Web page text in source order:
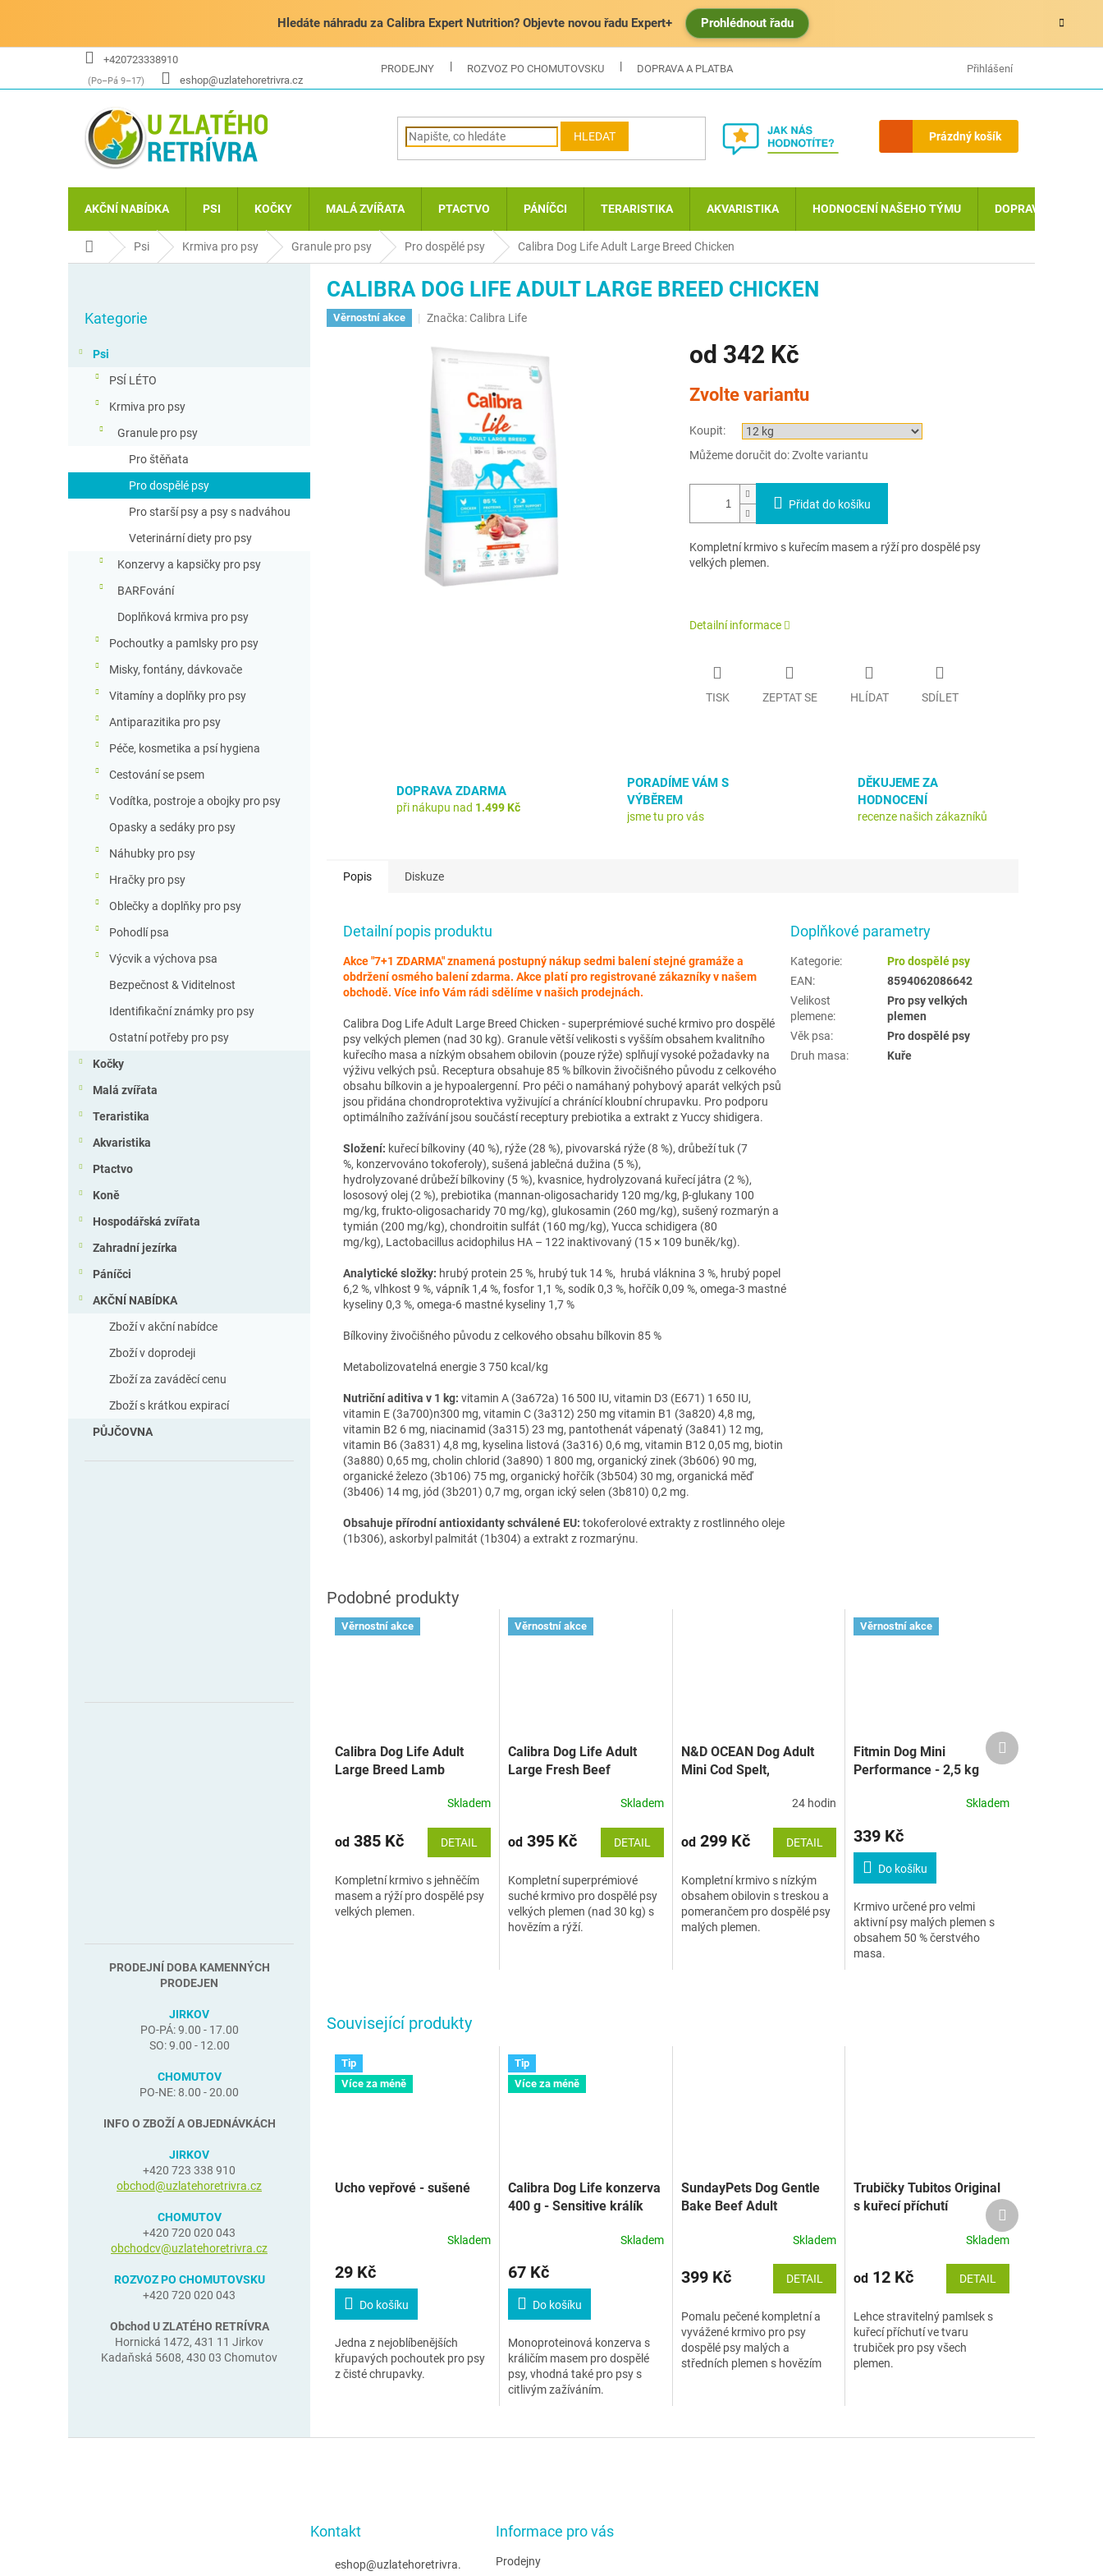
Hledáte náhradu za Calibra Expert Nutrition? Objevte novou řadu Expert+ Prohlédnout řadu
+420723338910
eshop@uzlatehoretrivra.cz
PRODEJNY ROZVOZ PO CHOMUTOVSKU DOPRAVA A PLATBA MOJE OBJEDNÁVKA
Přihlášení
HLEDAT
Nákupní
košík
Prázdný košík
AKČNÍ NABÍDKA PSI KOČKY MALÁ ZVÍŘATA PTACTVO PÁNÍČCI TERARISTIKA AKVARISTIKA HODNOCENÍ NAŠEHO TÝMU DOPRAVA A PLATBA
Domů Psi Krmiva pro psy Granule pro psy Pro dospělé psy Calibra Dog Life Adult Large Breed Chicken
n
kategorie
Kategorie
Psi
PSÍ LÉTO
Krmiva pro psy
Granule pro psy
Pro štěňata
Pro dospělé psy
Pro starší psy a psy s nadváhou
Veterinární diety pro psy
Konzervy a kapsičky pro psy
BARFování
Doplňková krmiva pro psy
Pochoutky a pamlsky pro psy
Misky, fontány, dávkovače
Vitamíny a doplňky pro psy
Antiparazitika pro psy
Péče, kosmetika a psí hygiena
Cestování se psem
Vodítka, postroje a obojky pro psy
Opasky a sedáky pro psy
Náhubky pro psy
Hračky pro psy
Oblečky a doplňky pro psy
Pohodlí psa
Výcvik a výchova psa
Bezpečnost & Viditelnost
Identifikační známky pro psy
Ostatní potřeby pro psy
Kočky
Malá zvířata
Teraristika
Akvaristika
Ptactvo
Koně
Hospodářská zvířata
Zahradní jezírka
Páníčci
AKČNÍ NABÍDKA
Zboží v akční nabídce
Zboží v doprodeji
Zboží za zaváděcí cenu
Zboží s krátkou expirací
PŮJČOVNA
PRODEJNÍ DOBA KAMENNÝCH
PRODEJEN
JIRKOV
PO-PÁ: 9.00 - 17.00
SO: 9.00 - 12.00
CHOMUTOV
PO-NE: 8.00 - 20.00
INFO O ZBOŽÍ A OBJEDNÁVKÁCH
JIRKOV
+420 723 338 910
obchod@uzlatehoretrivra.cz
CHOMUTOV
+420 720 020 043
obchodcv@uzlatehoretrivra.cz
ROZVOZ PO CHOMUTOVSKU
+420 720 020 043
Obchod U ZLATÉHO RETRÍVRA
Hornická 1472, 431 11 Jirkov
Kadaňská 5608, 430 03 Chomutov
CALIBRA DOG LIFE ADULT LARGE BREED CHICKEN
Věrnostní akce Značka:Calibra Life
od 342 Kč
cena:
Zvolte variantu
Koupit:
Můžeme doručit do: Zvolte variantu
Přidat do košíku
Kompletní krmivo s kuřecím masem a rýží pro dospělé psy
velkých plemen.
Detailní informace
TISK ZEPTAT SE HLÍDAT SDÍLET
DOPRAVA ZDARMA
při nákupu nad 1.499 Kč
PORADÍME VÁM S
VÝBĚREM
jsme tu pro vás
DĚKUJEME ZA
HODNOCENÍ
recenze našich zákazníků
Související produkty
Tip
Více za méně
Ucho vepřové - sušené
Skladem
29 Kč
Do košíku
Jedna z nejoblíbenějších
křupavých pochoutek pro psy
z čisté chrupavky.
Tip
Více za méně
Calibra Dog Life konzerva
400 g - Sensitive králík
Skladem
67 Kč
Do košíku
Monoproteinová konzerva s
králičím masem pro dospělé
psy, vhodná také pro psy s
citlivým zažíváním.
SundayPets Dog Gentle
Bake Beef Adult
Skladem
399 Kč DETAIL
Pomalu pečené kompletní a
vyvážené krmivo pro psy
dospělé psy malých a
středních plemen s hovězím
Trubičky Tubitos Original
s kuřecí příchutí
Skladem
od 12 Kč DETAIL
Lehce stravitelný pamlsek s
kuřecí příchutí ve tvaru
trubiček pro psy všech
plemen.
Další
produkt
Popis Diskuze
Detailní popis produktu
Akce "7+1 ZDARMA" znamená postupný nákup sedmi balení stejné gramáže a
obdržení osmého balení zdarma. Akce platí pro registrované zákazníky v našem
obchodě. Více info Vám rádi sdělíme v našich prodejnách.
Calibra Dog Life Adult Large Breed Chicken - superprémiové suché krmivo pro dospělé
psy velkých plemen (nad 30 kg). Granule větší velikosti s vyšším obsahem kvalitního
kuřecího masa a nízkým obsahem obilovin (pouze rýže) splňují vysoké požadavky na
výživu velkých psů. Receptura obsahuje 85 % bílkovin živočišného původu z celkového
obsahu bílkovin a je hypoalergenní. Pro péči o namáhaný pohybový aparát velkých psů
jsou přidána chondroprotektiva vyživující a chránící kloubní chrupavku. Pro podporu
optimálního zažívání jsou součástí receptury prebiotika a extrakt z Yuccy shidigera.
Složení: kuřecí bílkoviny (40 %), rýže (28 %), pivovarská rýže (8 %), drůbeží tuk (7
%, konzervováno tokoferoly), sušená jablečná dužina (5 %),
hydrolyzované drůbeží bílkoviny (5 %), kvasnice, hydrolyzovaná kuřecí játra (2 %),
lososový olej (2 %), prebiotika (mannan-oligosacharidy 120 mg/kg, β-glukany 100
mg/kg, frukto-oligosacharidy 70 mg/kg), glukosamin (260 mg/kg), sušený rozmarýn a
tymián (200 mg/kg), chondroitin sulfát (160 mg/kg), Yucca schidigera (80
mg/kg), Lactobacillus acidophilus HA – 122 inaktivovaný (15 × 109 buněk/kg).
Analytické složky: hrubý protein 25 %, hrubý tuk 14 %, hrubá vláknina 3 %, hrubý popel
6,2 %, vlhkost 9 %, vápník 1,4 %, fosfor 1,1 %, sodík 0,3 %, hořčík 0,09 %, omega-3 mastné
kyseliny 0,3 %, omega-6 mastné kyseliny 1,7 %
Bílkoviny živočišného původu z celkového obsahu bílkovin 85 %
Metabolizovatelná energie 3 750 kcal/kg
Nutriční aditiva v 1 kg: vitamin A (3a672a) 16 500 IU, vitamin D3 (E671) 1 650 IU,
vitamin E (3a700)n300 mg, vitamin C (3a312) 250 mg vitamin B1 (3a820) 4,8 mg,
vitamin B2 6 mg, niacinamid (3a315) 23 mg, pantothenát vápenatý (3a841) 12 mg,
vitamin B6 (3a831) 4,8 mg, kyselina listová (3a316) 0,6 mg, vitamin B12 0,05 mg, biotin
(3a880) 0,65 mg, cholin chlorid (3a890) 1 800 mg, organický zinek (3b606) 90 mg,
organické železo (3b106) 75 mg, organický hořčík (3b504) 30 mg, organická měď
(3b406) 14 mg, jód (3b201) 0,7 mg, organ ický selen (3b810) 0,2 mg.
Obsahuje přírodní antioxidanty schválené EU: tokoferolové extrakty z rostlinného oleje
(1b306), askorbyl palmitát (1b304) a extrakt z rozmarýnu.
Doplňkové parametry
Kategorie:
Pro dospělé psy
EAN:
8594062086642
Velikost
plemene:
Pro psy velkých
plemen
Věk psa:
Pro dospělé psy
Druh masa: Kuře
Věrnostní akce
Calibra Dog Life Adult
Large Breed Lamb
Skladem
od 385 Kč DETAIL
Kompletní krmivo s jehněčím
masem a rýží pro dospělé psy
velkých plemen.
Věrnostní akce
Calibra Dog Life Adult
Large Fresh Beef
Skladem
od395 Kč DETAIL
Kompletní superprémiové
suché krmivo pro dospělé psy
velkých plemen (nad 30 kg) s
hovězím a rýží.
N&D OCEAN Dog Adult
Mini Cod Spelt,
špalda, oves a pomeranč)
24 hodin
od299 Kč DETAIL
Kompletní krmivo s nízkým
obsahem obilovin s treskou a
pomerančem pro dospělé psy
malých plemen.
Věrnostní akce
Fitmin Dog Mini
Performance - 2,5 kg
Skladem
339 Kč
Do košíku
Krmivo určené pro velmi
aktivní psy malých plemen s
obsahem 50 % čerstvého
masa.
Další
produkt
Kontakt
eshop@uzlatehoretrivra.
Informace pro vás
Prodejny